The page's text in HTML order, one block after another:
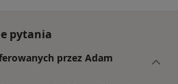
pytania
przez Adam